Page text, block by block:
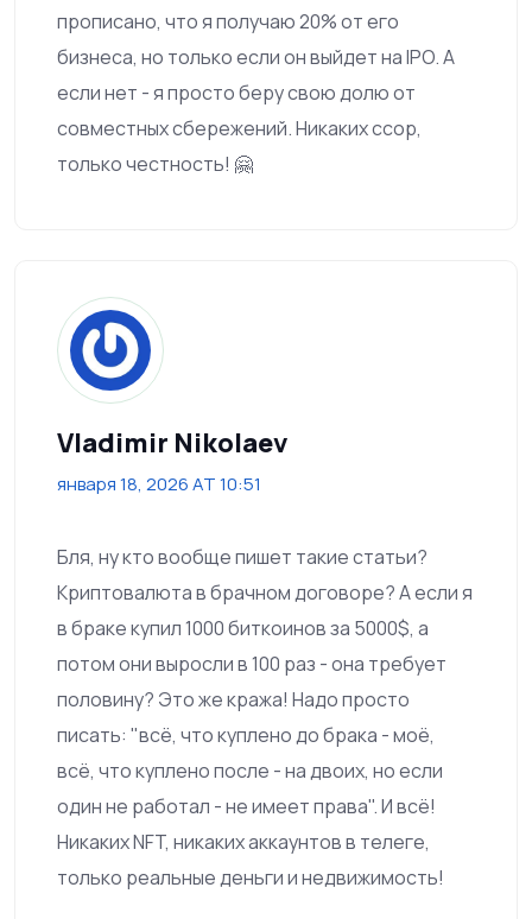
прописано, что я получаю 20% от его
бизнеса, но только если он выйдет на IPO. А
если нет - я просто беру свою долю от
совместных сбережений. Никаких ссор,
только честность! 🤗
Vladimir Nikolaev
января 18, 2026 AT 10:51
Бля, ну кто вообще пишет такие статьи?
Криптовалюта в брачном договоре? А если я
в браке купил 1000 биткоинов за 5000$, а
потом они выросли в 100 раз - она требует
половину? Это же кража! Надо просто
писать: "всё, что куплено до брака - моё,
всё, что куплено после - на двоих, но если
один не работал - не имеет права". И всё!
Никаких NFT, никаких аккаунтов в телеге,
только реальные деньги и недвижимость!